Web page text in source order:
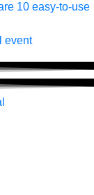
10 easy-to-use
event